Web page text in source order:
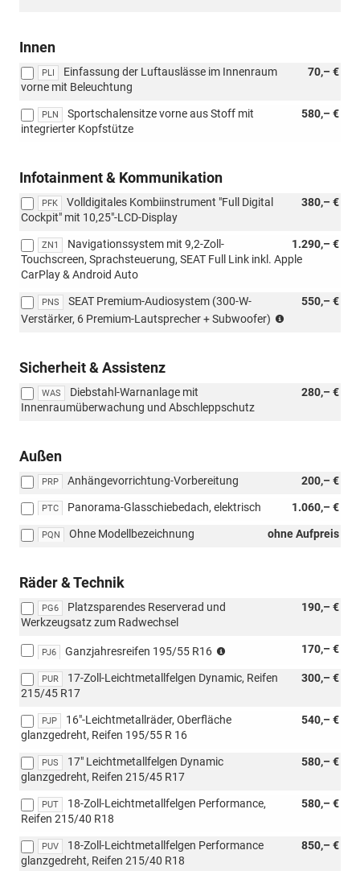
Innen
PLI 70,– €
Einfassung der Luftauslässe im Innenraum
vorne mit Beleuchtung
PLN 580,– €
Sportschalensitze vorne aus Stoff mit
integrierter Kopfstütze
Infotainment & Kommunikation
PFK 380,– €
Volldigitales Kombiinstrument "Full Digital
Cockpit" mit 10,25"-LCD-Display
ZN1 1.290,– €
Navigationssystem mit 9,2-Zoll-
Touchscreen, Sprachsteuerung, SEAT Full Link inkl. Apple
CarPlay & Android Auto
PNS 550,– €
SEAT Premium-Audiosystem (300-W-
Verstärker, 6 Premium-Lautsprecher + Subwoofer)
SEAT
Full
Link
und
Werkzeugsatz
Sicherheit & Assistenz
WAS 280,– €
Diebstahl-Warnanlage mit
Innenraumüberwachung und Abschleppschutz
Außen
PRP 200,– €
Anhängevorrichtung-Vorbereitung
PTC 1.060,– €
Panorama-Glasschiebedach, elektrisch
PQN ohne Aufpreis
Ohne Modellbezeichnung
Räder & Technik
PG6 190,– €
Platzsparendes Reserverad und
Werkzeugsatz zum Radwechsel
PJ6 170,– €
Ganzjahresreifen 195/55 R16
Verbindung
17-
Leichtmetallfelgen
17"
glanzgedreht,
PUR 300,– €
17-Zoll-Leichtmetallfelgen Dynamic, Reifen
215/45 R17
PJP 540,– €
16"-Leichtmetallräder, Oberfläche
glanzgedreht, Reifen 195/55 R 16
PUS 580,– €
17" Leichtmetallfelgen Dynamic
glanzgedreht, Reifen 215/45 R17
PUT 580,– €
18-Zoll-Leichtmetallfelgen Performance,
Reifen 215/40 R18
PUV 850,– €
18-Zoll-Leichtmetallfelgen Performance
glanzgedreht, Reifen 215/40 R18